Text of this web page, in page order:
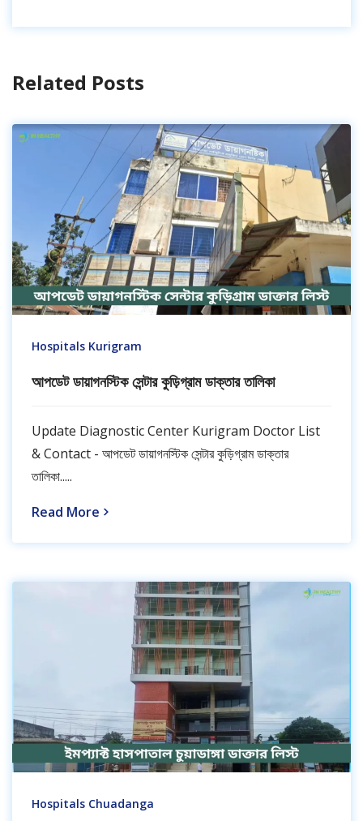
Related Posts
Hospitals Kurigram
আপডেট ডায়াগনস্টিক সেন্টার কুড়িগ্রাম ডাক্তার তালিকা
Update Diagnostic Center Kurigram Doctor List
& Contact - আপডেট ডায়াগনস্টিক সেন্টার কুড়িগ্রাম ডাক্তার
তালিকা.....
Read More
Hospitals Chuadanga